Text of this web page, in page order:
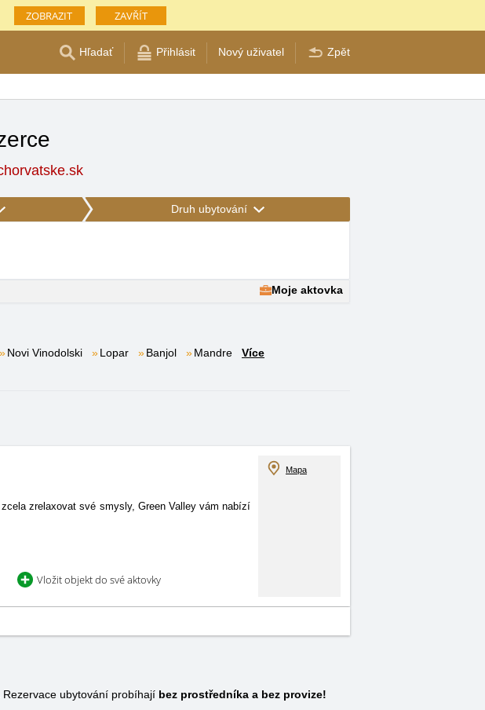
ZOBRAZIT ZAVŘÍT
Hľadať Přihlásit Nový uživatel Zpět
Druh ubytování
Moje aktovka
Novi Vinodolski Lopar Banjol Mandre
Více
zrelaxovat své smysly, Green Valley vám nabízí
Vložit objekt do své aktovky
Mapa
Rezervace ubytování probíhají bez prostředníka a bez provize!